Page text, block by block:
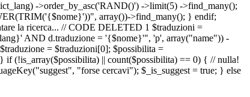
->order_by_asc('RAND()') ->limit(5) ->find_many();
array())->find_many(); } endif;
la ricerca... // CODE DELETED 1 $traduzioni =
AND d.traduzione = '{$nome}'", 'p', array("name")) -
= $traduzioni[0]; $possibilita =
(!is_array($possibilita) || count($possibilita) == 0) { // nulla!
"forse cercavi"); $_is_suggest = true; } else